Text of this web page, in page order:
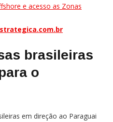
e acesso as Zonas
brasileiras
o
em direção ao Paraguai